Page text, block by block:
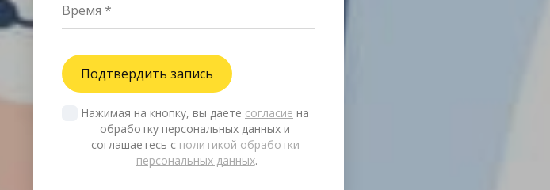
Время
Нажимая на кнопку, вы даете согласие на
обработку персональных данных и
соглашаетесь с политикой обработки
персональных данных.